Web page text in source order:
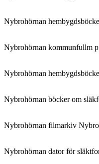
Nybrohörnan
Nybrohörnan kommunfullm
Nybrohörnan
Nybrohörnan böcker om
Nybrohörnan filmarkiv
Nybrohörnan dator för